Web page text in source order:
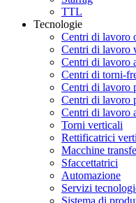
TTL
Tecnologie
Centri di lavoro
Centri di lavoro
Centri di lavoro
Centri di torni-
Centri di lavoro
Centri di lavoro
Centri di lavoro
Torni verticali
Rettificatrici
Macchine
Sfaccettatrici
Automazione
Servizi
Sistema di